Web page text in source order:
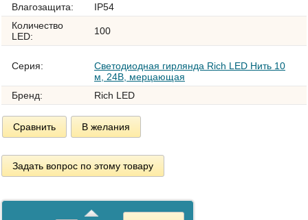
Влагозащита:
IP54
Количество
LED:
100
Серия:
Светодиодная гирлянда Rich LED Нить 10
м, 24В, мерцающая
Бренд:
Rich LED
Сравнить В желания
Задать вопрос по этому товару